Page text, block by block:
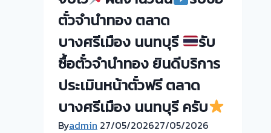
ร้าน
ทอง
ประเมิน
ตั๋ว
ฟรี
จ่าย
เงิน
ทันที
ไม่
ตั๋วจำนำทอง ตลาด
บางศรีเมือง นนทบุรี
รับ
ซื้อตั๋วจำนำทอง ยินดีบริการ
ประเมินหน้าตั๋วฟรี ตลาด
บางศรีเมือง นนทบุรี ครับ
Byadmin 27/05/202627/05/2026